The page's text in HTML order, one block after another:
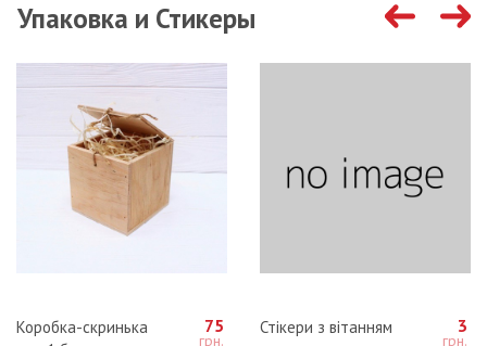
Упаковка и Стикеры
Коробка-скринька
75 Стікери з вітанням 3